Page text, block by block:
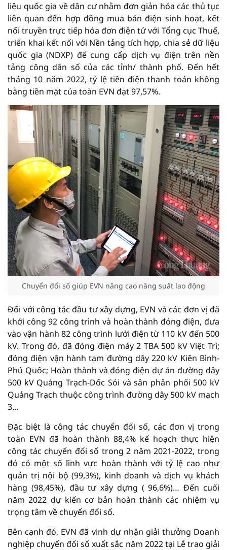
liệu quốc gia về dân cư nhằm đơn giản hóa các thủ tục
liên quan đến hợp đồng mua bán điện sinh hoạt, kết
nối truyền trực tiếp hóa đơn điện tử với Tổng cục Thuế,
triển khai kết nối với Nền tảng tích hợp, chia sẻ dữ liệu
quốc gia (NDXP) để cung cấp dịch vụ điện trên nền
tảng công dân số của các tỉnh/ thành phố. Đến hết
tháng 10 năm 2022, tỷ lệ tiền điện thanh toán không
bằng tiền mặt của toàn EVN đạt 97,57%.
Chuyển đổi số giúp EVN nâng cao năng suất lao động
Đối với công tác đầu tư xây dựng, EVN và các đơn vị đã
khởi công 92 công trình và hoàn thành đóng điện, đưa
vào vận hành 82 công trình lưới điện từ 110 kV đến 500
kV. Trong đó, đã đóng điện máy 2 TBA 500 kV Việt Trì;
đóng điện vận hành tạm đường dây 220 kV Kiên Bình-
Phú Quốc; Hoàn thành và đóng điện dự án đường dây
500 kV Quảng Trạch-Dốc Sỏi và sân phân phối 500 kV
Quảng Trạch thuộc công trình đường dây 500 kV mạch
3…
Đặc biệt là công tác chuyển đổi số, các đơn vị trong
toàn EVN đã hoàn thành 88,4% kế hoạch thực hiện
công tác chuyển đổi số trong 2 năm 2021-2022, trong
đó có một số lĩnh vực hoàn thành với tỷ lệ cao như
quản trị nội bộ (99,3%), kinh doanh và dịch vụ khách
hàng (98,45%), đầu tư xây dựng ( 96,6%)… Đến cuối
năm 2022 dự kiến cơ bản hoàn thành các nhiệm vụ
trọng tâm về chuyển đổi số.
Bên cạnh đó, EVN đã vinh dự nhận giải thưởng Doanh
nghiệp chuyển đổi số xuất sắc năm 2022 tại Lễ trao giải